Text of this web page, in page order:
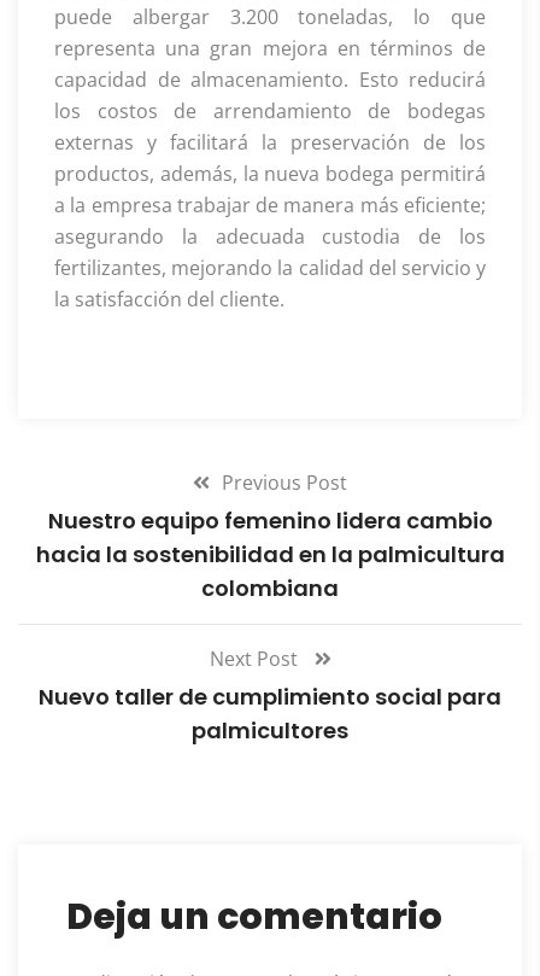
puede albergar 3.200 toneladas, lo que
representa una gran mejora en términos de
capacidad de almacenamiento. Esto reducirá
los costos de arrendamiento de bodegas
externas y facilitará la preservación de los
productos, además, la nueva bodega permitirá
a la empresa trabajar de manera más eficiente;
asegurando la adecuada custodia de los
fertilizantes, mejorando la calidad del servicio y
la satisfacción del cliente.
Previous Post
Nuestro equipo femenino lidera cambio
hacia la sostenibilidad en la palmicultura
colombiana
Next Post
Nuevo taller de cumplimiento social para
palmicultores
Deja un comentario